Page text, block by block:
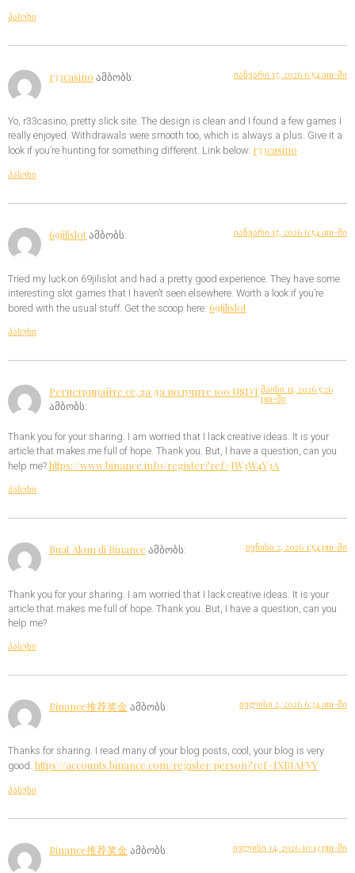
პასუხი
r33casino ამბობს: იანვარი 17, 2026 6:54 am-ში
Yo, r33casino, pretty slick site. The design is clean and I found a few games I
really enjoyed. Withdrawals were smooth too, which is always a plus. Give it a
look if you’re hunting for something different. Link below: r33casino
პასუხი
69jilislotამბობს: იანვარი 17, 2026 6:54 am-ში
Tried my luck on 69jilislot and had a pretty good experience. They have some
interesting slot games that I haven’t seen elsewhere. Worth a look if you’re
bored with the usual stuff. Get the scoop here: 69jilislot
პასუხი
Регистрирайте се, за да получите 100 USDT
ამბობს:
მაისი 11, 2026 5:26
pm-ში
Thank you for your sharing. I am worried that I lack creative ideas. It is your
article that makes me full of hope. Thank you. But, I have a question, can you
help me?https://www.binance.info/register?ref=JW3W4Y3A
პასუხი
Buat Akun di Binance ამბობს: ივნისი 2, 2026 1:54 pm-ში
Thank you for your sharing. I am worried that I lack creative ideas. It is your
article that makes me full of hope. Thank you. But, I have a question, can you
help me?
პასუხი
Binance推荐奖金 ამბობს: ივლისი 2, 2026 6:34 am-ში
Thanks for sharing. I read many of your blog posts, cool, your blog is very
good. https://accounts.binance.com/register/person?ref=IXBIAFVY
პასუხი
Binance推荐奖金 ამბობს: ივლისი 14, 2026 10:13 pm-ში